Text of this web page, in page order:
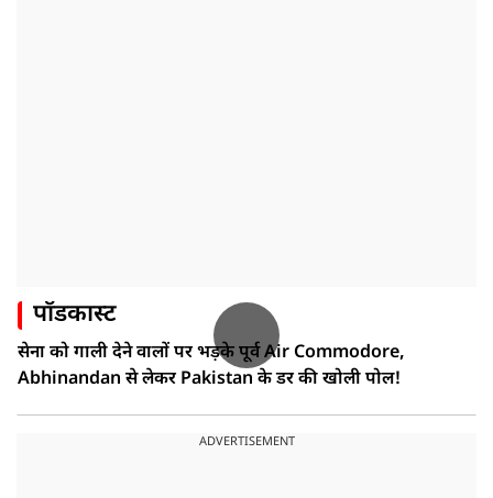
पॉडकास्ट
सेना को गाली देने वालों पर भड़के पूर्व Air Commodore,
Abhinandan से लेकर Pakistan के डर की खोली पोल!
ADVERTISEMENT